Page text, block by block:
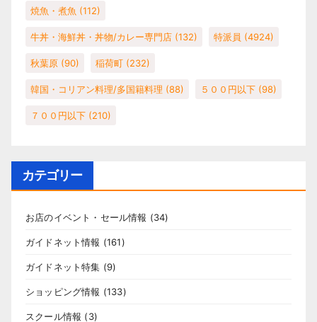
焼魚・煮魚 (112)
牛丼・海鮮丼・丼物/カレー専門店 (132) 特派員 (4924)
秋葉原 (90) 稲荷町 (232)
韓国・コリアン料理/多国籍料理 (88) ５００円以下 (98)
７００円以下 (210)
カテゴリー
お店のイベント・セール情報 (34)
ガイドネット情報 (161)
ガイドネット特集 (9)
ショッピング情報 (133)
スクール情報 (3)